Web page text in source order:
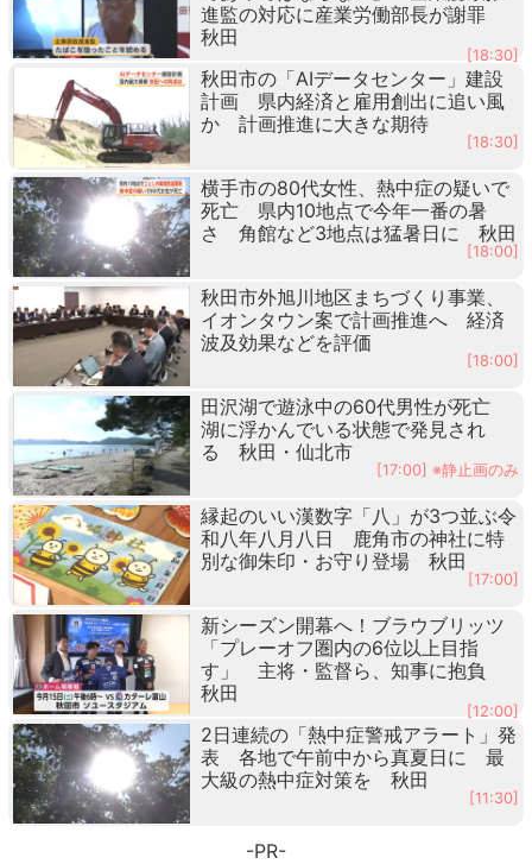
進監の対応に産業労働部長が謝罪
秋田
[18:30]
秋田市の「AIデータセンター」建設
計画 県内経済と雇用創出に追い風
か 計画推進に大きな期待
[18:30]
横手市の80代女性、熱中症の疑いで
死亡 県内10地点で今年一番の暑
さ 角館など3地点は猛暑日に 秋田
[18:00]
秋田市外旭川地区まちづくり事業、
イオンタウン案で計画推進へ 経済
波及効果などを評価
[18:00]
田沢湖で遊泳中の60代男性が死亡
湖に浮かんでいる状態で発見され
る 秋田・仙北市
[17:00] ※静止画のみ
縁起のいい漢数字「八」が3つ並ぶ令
和八年八月八日 鹿角市の神社に特
別な御朱印・お守り登場 秋田
[17:00]
新シーズン開幕へ！ブラウブリッツ
「プレーオフ圏内の6位以上目指
す」 主将・監督ら、知事に抱負
秋田
[12:00]
2日連続の「熱中症警戒アラート」発
表 各地で午前中から真夏日に 最
大級の熱中症対策を 秋田
[11:30]
-PR-